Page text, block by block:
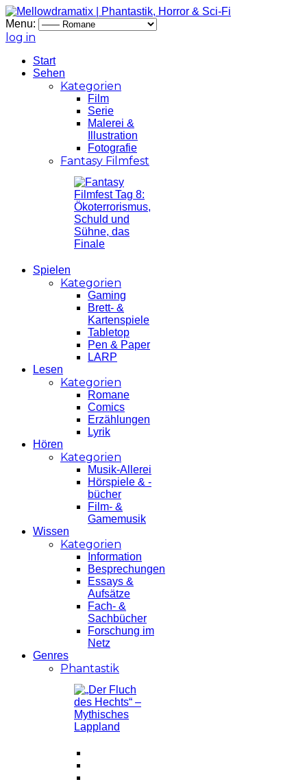
Menu:
log in
Start
Sehen
Kategorien
Film
Serie
Malerei &
Illustration
Fotografie
Fantasy Filmfest
Spielen
Kategorien
Gaming
Brett- &
Kartenspiele
Tabletop
Pen & Paper
LARP
Lesen
Kategorien
Romane
Comics
Erzählungen
Lyrik
Hören
Kategorien
Musik-Allerei
Hörspiele & -
bücher
Film- &
Gamemusik
Wissen
Kategorien
Information
Besprechungen
Essays &
Aufsätze
Fach- &
Sachbücher
Forschung im
Netz
Genres
Phantastik